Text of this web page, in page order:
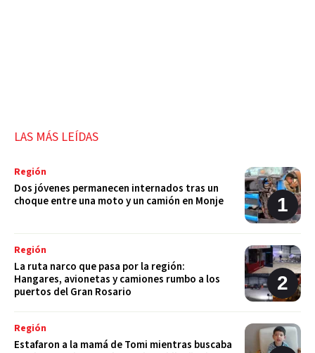
LAS MÁS LEÍDAS
Región
Dos jóvenes permanecen internados tras un
choque entre una moto y un camión en Monje
Región
La ruta narco que pasa por la región:
Hangares, avionetas y camiones rumbo a los
puertos del Gran Rosario
Región
Estafaron a la mamá de Tomi mientras buscaba